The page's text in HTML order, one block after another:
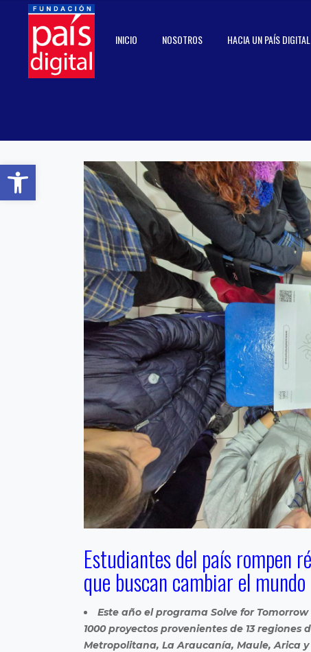
Abrir barra de herramientas
INICIO NOSOTROS HACIA UN PAÍS DIGITAL
Estudiantes del país rompen
que buscan cambiar el mundo
Este año el programa Solve for
1000 proyectos provenientes de 13
Metropolitana, La Araucanía, Maule, Arica